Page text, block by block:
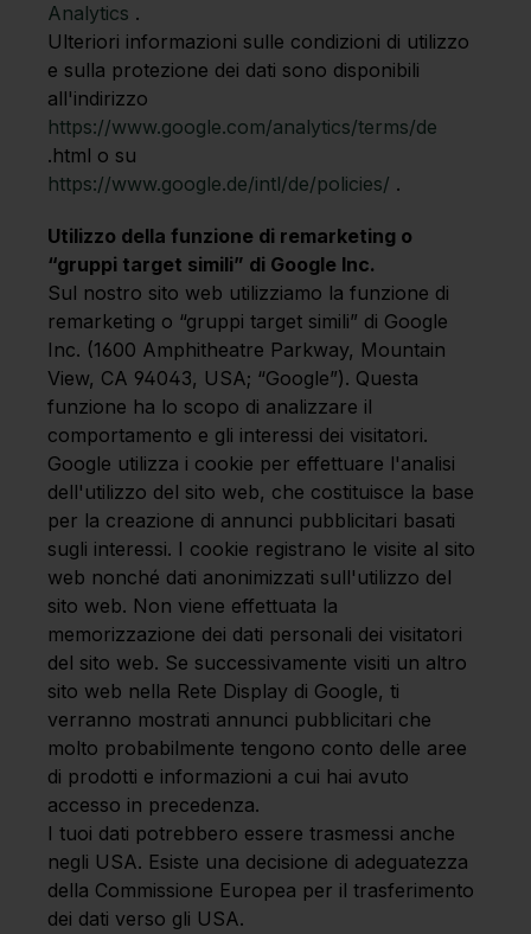
Analytics .
Ulteriori informazioni sulle condizioni di utilizzo
e sulla protezione dei dati sono disponibili
all'indirizzo
https://www.google.com/analytics/terms/de
.html o su
https://www.google.de/intl/de/policies/ .
Utilizzo della funzione di remarketing o
“gruppi target simili” di Google Inc.
Sul nostro sito web utilizziamo la funzione di
remarketing o “gruppi target simili” di Google
Inc. (1600 Amphitheatre Parkway, Mountain
View, CA 94043, USA; “Google”). Questa
funzione ha lo scopo di analizzare il
comportamento e gli interessi dei visitatori.
Google utilizza i cookie per effettuare l'analisi
dell'utilizzo del sito web, che costituisce la base
per la creazione di annunci pubblicitari basati
sugli interessi. I cookie registrano le visite al sito
web nonché dati anonimizzati sull'utilizzo del
sito web. Non viene effettuata la
memorizzazione dei dati personali dei visitatori
del sito web. Se successivamente visiti un altro
sito web nella Rete Display di Google, ti
verranno mostrati annunci pubblicitari che
molto probabilmente tengono conto delle aree
di prodotti e informazioni a cui hai avuto
accesso in precedenza.
I tuoi dati potrebbero essere trasmessi anche
negli USA. Esiste una decisione di adeguatezza
della Commissione Europea per il trasferimento
dei dati verso gli USA.